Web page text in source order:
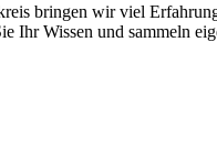
bringen wir viel
Ihr Wissen und sammeln